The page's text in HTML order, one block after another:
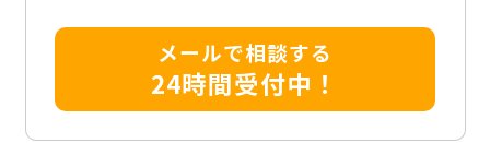
メールで相談する
24時間受付中！